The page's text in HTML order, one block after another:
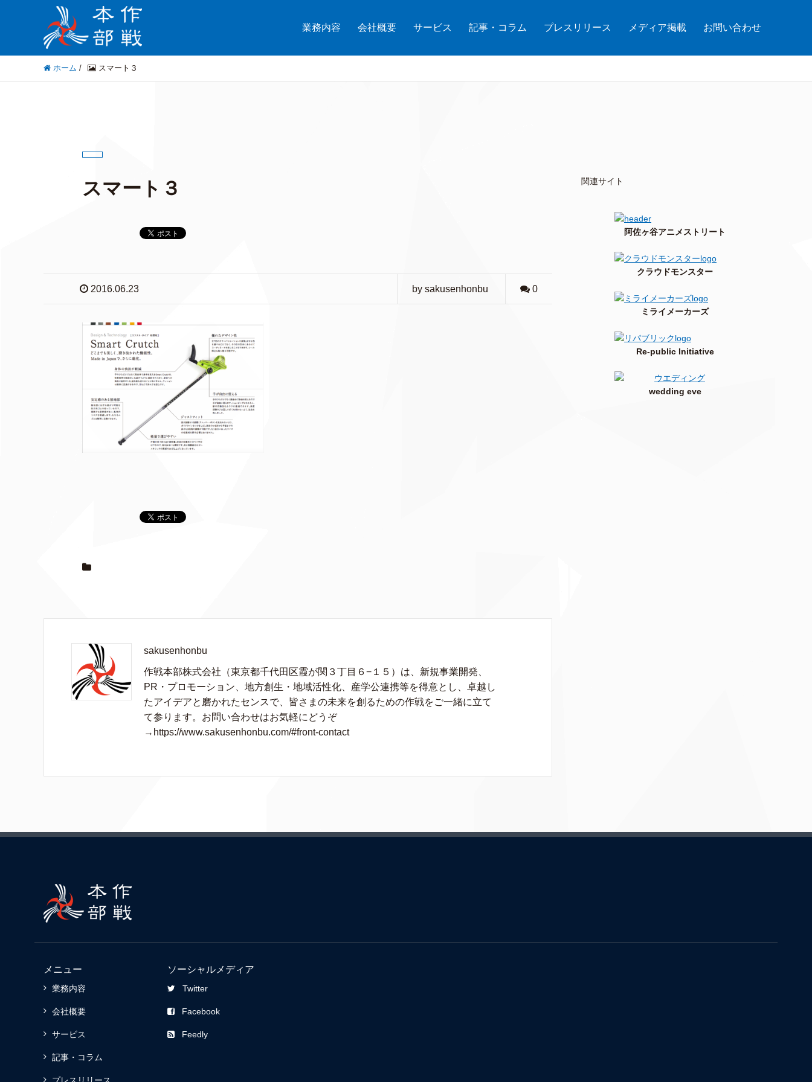
業務内容 会社概要 サービス 記事・コラム プレスリリース メディア掲載 お問い合わせ
ホーム / スマート３
スマート３
2016.06.23 by sakusenhonbu 0
sakusenhonbu
作戦本部株式会社（東京都千代田区霞が関３丁目６−１５）は、新規事業開発、
PR・プロモーション、地方創生・地域活性化、産学公連携等を得意とし、卓越し
たアイデアと磨かれたセンスで、皆さまの未来を創るための作戦をご一緒に立て
て参ります。お問い合わせはお気軽にどうぞ
→https://www.sakusenhonbu.com/#front-contact
関連サイト
阿佐ヶ谷アニメストリート
クラウドモンスター
ミライメーカーズ
Re-public Initiative
wedding eve
メニュー
業務内容
会社概要
サービス
記事・コラム
ソーシャルメディア
Twitter
Facebook
Feedly